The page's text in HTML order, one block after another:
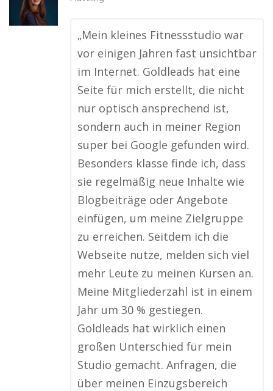
„Mein kleines Fitnessstudio war
vor einigen Jahren fast unsichtbar
im Internet. Goldleads hat eine
Seite für mich erstellt, die nicht
nur optisch ansprechend ist,
sondern auch in meiner Region
super bei Google gefunden wird.
Besonders klasse finde ich, dass
sie regelmäßig neue Inhalte wie
Blogbeiträge oder Angebote
einfügen, um meine Zielgruppe
zu erreichen. Seitdem ich die
Webseite nutze, melden sich viel
mehr Leute zu meinen Kursen an.
Meine Mitgliederzahl ist in einem
Jahr um 30 % gestiegen.
Goldleads hat wirklich einen
großen Unterschied für mein
Studio gemacht. Anfragen, die
über meinen Einzugsbereich